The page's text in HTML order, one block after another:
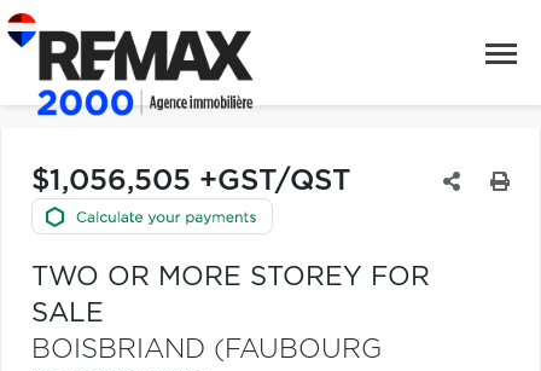
$1,056,505 +GST/QST
TWO OR MORE STOREY FOR
SALE
BOISBRIAND (FAUBOURG